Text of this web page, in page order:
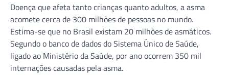
Doença que afeta tanto crianças quanto adultos, a asma
acomete cerca de 300 milhões de pessoas no mundo.
Estima-se que no Brasil existam 20 milhões de asmáticos.
Segundo o banco de dados do Sistema Único de Saúde,
ligado ao Ministério da Saúde, por ano ocorrem 350 mil
internações causadas pela asma.